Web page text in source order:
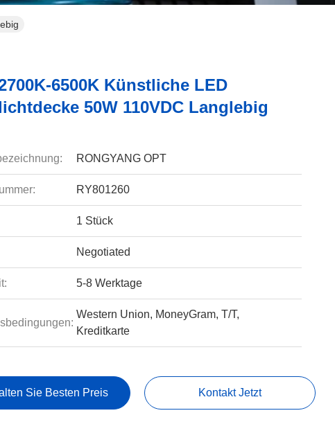
6500K Künstliche LED
50W 110VDC Langlebig
RONGYANG OPT
RY801260
1 Stück
Negotiated
5-8 Werktage
Western Union, MoneyGram, T/T,
Kreditkarte
Sie Besten Preis Kontakt Jetzt